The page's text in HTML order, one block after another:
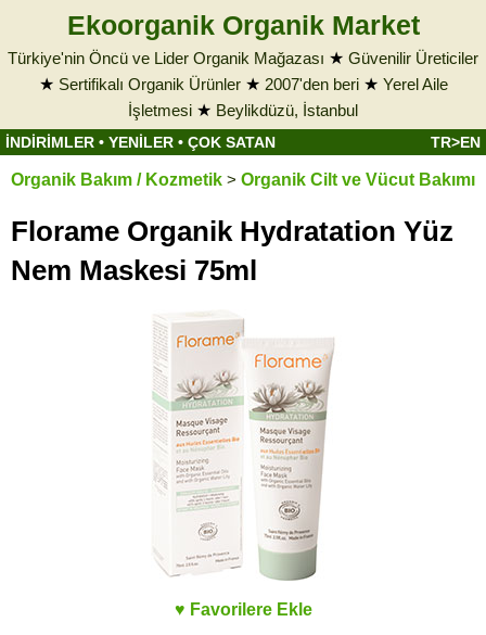
Ekoorganik Organik Market
Türkiye'nin Öncü ve Lider Organik Mağazası ★ Güvenilir Üreticiler
★ Sertifikalı Organik Ürünler★ 2007'den beri★ Yerel Aile
İşletmesi ★ Beylikdüzü, İstanbul
İNDİRİMLER • YENİLER • ÇOK SATAN TR>EN
Organik Bakım / Kozmetik > Organik Cilt ve Vücut Bakımı
Florame Organik Hydratation Yüz
Nem Maskesi 75ml
♥ Favorilere Ekle